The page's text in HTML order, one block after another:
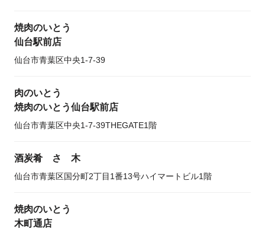
焼肉のいとう
仙台駅前店
仙台市青葉区中央1‐7‐39
肉のいとう
焼肉のいとう仙台駅前店
仙台市青葉区中央1-7-39THEGATE1階
酒炭肴 さゝ木
仙台市青葉区国分町2丁目1番13号ハイマートビル1階
焼肉のいとう
木町通店